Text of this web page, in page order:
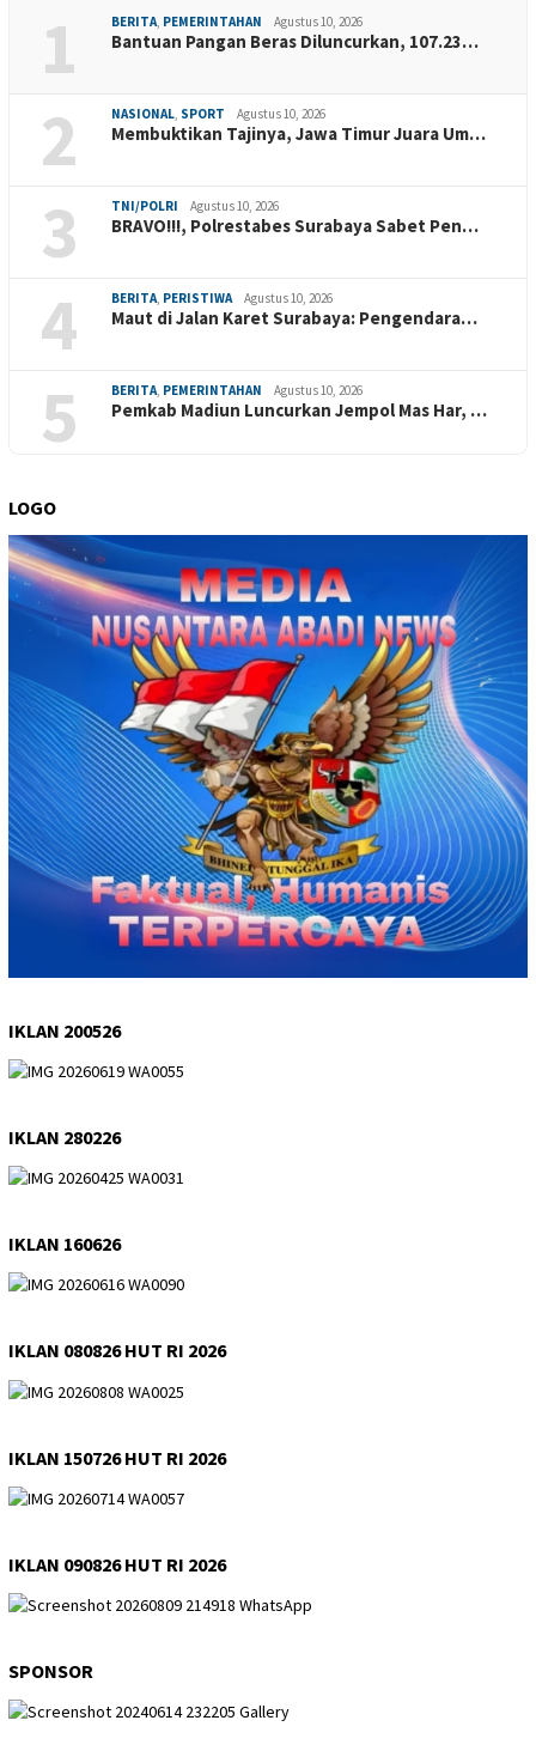
1 BERITA, PEMERINTAHAN Agustus 10, 2026
Bantuan Pangan Beras Diluncurkan, 107.23…
2 NASIONAL, SPORT Agustus 10, 2026
Membuktikan Tajinya, Jawa Timur Juara Um…
3 TNI/POLRI Agustus 10, 2026
BRAVO!!!, Polrestabes Surabaya Sabet Pen…
4 BERITA, PERISTIWA Agustus 10, 2026
Maut di Jalan Karet Surabaya: Pengendara…
5 BERITA, PEMERINTAHAN Agustus 10, 2026
Pemkab Madiun Luncurkan Jempol Mas Har, …
LOGO
IKLAN 200526
IKLAN 280226
IKLAN 160626
IKLAN 080826 HUT RI 2026
IKLAN 150726 HUT RI 2026
IKLAN 090826 HUT RI 2026
SPONSOR